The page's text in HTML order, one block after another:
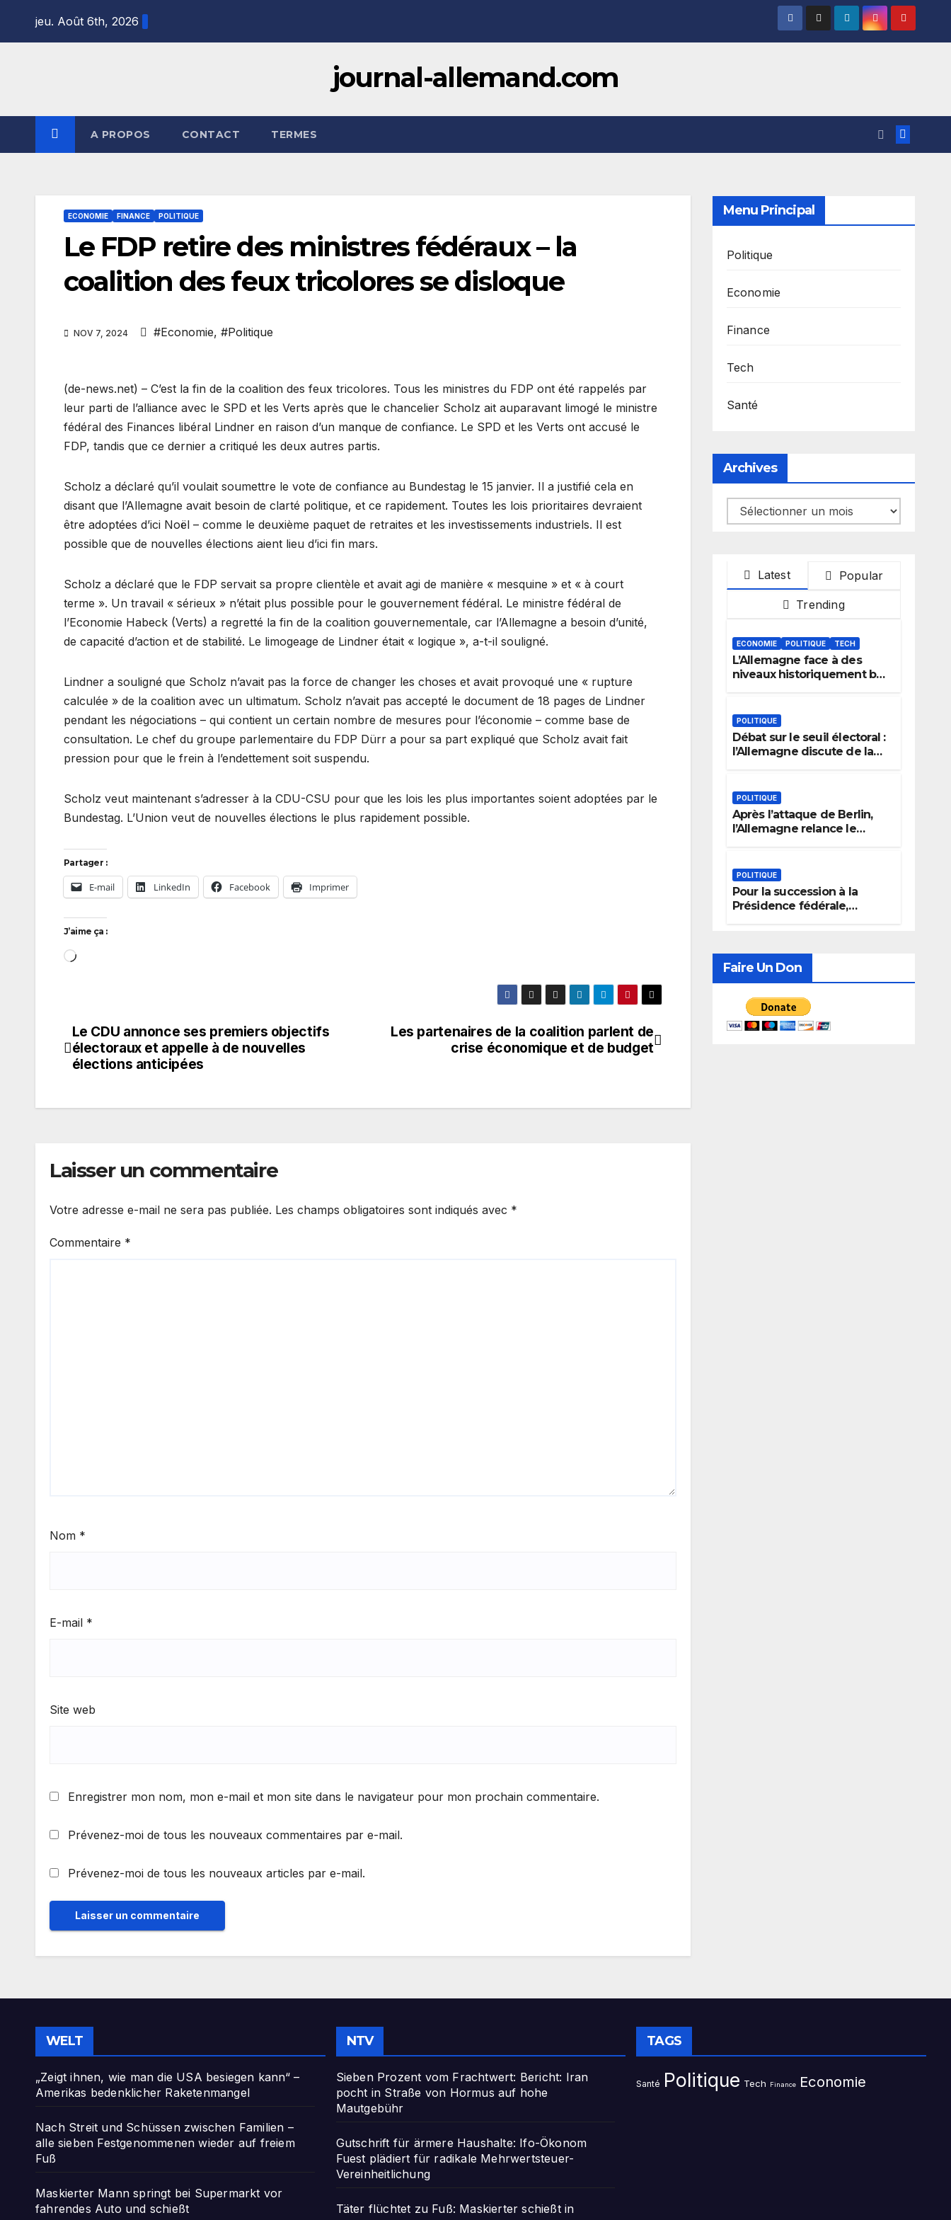
jeu. Août 6th, 2026
journal-allemand.com
A PROPOS CONTACT TERMES
ECONOMIE FINANCE POLITIQUE
Le FDP retire des ministres fédéraux – la
coalition des feux tricolores se disloque
NOV 7, 2024 #Economie, #Politique
(de-news.net) – C’est la fin de la coalition des feux tricolores. Tous les ministres du FDP ont été rappelés par
leur parti de l’alliance avec le SPD et les Verts après que le chancelier Scholz ait auparavant limogé le ministre
fédéral des Finances libéral Lindner en raison d’un manque de confiance. Le SPD et les Verts ont accusé le
FDP, tandis que ce dernier a critiqué les deux autres partis.
Scholz a déclaré qu’il voulait soumettre le vote de confiance au Bundestag le 15 janvier. Il a justifié cela en
disant que l’Allemagne avait besoin de clarté politique, et ce rapidement. Toutes les lois prioritaires devraient
être adoptées d’ici Noël – comme le deuxième paquet de retraites et les investissements industriels. Il est
possible que de nouvelles élections aient lieu d’ici fin mars.
Scholz a déclaré que le FDP servait sa propre clientèle et avait agi de manière « mesquine » et « à court
terme ». Un travail « sérieux » n’était plus possible pour le gouvernement fédéral. Le ministre fédéral de
l’Economie Habeck (Verts) a regretté la fin de la coalition gouvernementale, car l’Allemagne a besoin d’unité,
de capacité d’action et de stabilité. Le limogeage de Lindner était « logique », a-t-il souligné.
Lindner a souligné que Scholz n’avait pas la force de changer les choses et avait provoqué une « rupture
calculée » de la coalition avec un ultimatum. Scholz n’avait pas accepté le document de 18 pages de Lindner
pendant les négociations – qui contient un certain nombre de mesures pour l’économie – comme base de
consultation. Le chef du groupe parlementaire du FDP Dürr a pour sa part expliqué que Scholz avait fait
pression pour que le frein à l’endettement soit suspendu.
Scholz veut maintenant s’adresser à la CDU-CSU pour que les lois les plus importantes soient adoptées par le
Bundestag. L’Union veut de nouvelles élections le plus rapidement possible.
Partager :
E-mail LinkedIn Facebook Imprimer
J’aime ça :
Chargement…
Navigation
de
Les partenaires de la coalition parlent de
crise économique et de budget
Le CDU annonce ses premiers objectifs
électoraux et appelle à de nouvelles
élections anticipées
Laisser un commentaire
Votre adresse e-mail ne sera pas publiée. Les champs obligatoires sont indiqués avec *
Commentaire *
Nom *
E-mail *
Site web
Enregistrer mon nom, mon e-mail et mon site dans le navigateur pour mon prochain commentaire.
Prévenez-moi de tous les nouveaux commentaires par e-mail.
Prévenez-moi de tous les nouveaux articles par e-mail.
Menu Principal
Politique
Economie
Finance
Tech
Santé
Archives
Archives
Latest Popular
Trending
ECONOMIE POLITIQUE TECH
L’Allemagne face à des
niveaux historiquement bas
POLITIQUE
Débat sur le seuil électoral :
l’Allemagne discute de la
POLITIQUE
Après l’attaque de Berlin,
l’Allemagne relance le
POLITIQUE
Pour la succession à la
Présidence fédérale,
recherche de consensus
Faire Un Don
WELT
„Zeigt ihnen, wie man die USA besiegen kann“ –
Amerikas bedenklicher Raketenmangel
Nach Streit und Schüssen zwischen Familien –
alle sieben Festgenommenen wieder auf freiem
Fuß
Maskierter Mann springt bei Supermarkt vor
fahrendes Auto und schießt
NTV
Sieben Prozent vom Frachtwert: Bericht: Iran
pocht in Straße von Hormus auf hohe
Mautgebühr
Gutschrift für ärmere Haushalte: Ifo-Ökonom
Fuest plädiert für radikale Mehrwertsteuer-
Vereinheitlichung
Täter flüchtet zu Fuß: Maskierter schießt in
TAGS
Santé Politique Tech Finance Economie